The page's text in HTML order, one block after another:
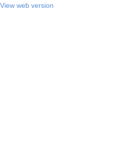
View web version